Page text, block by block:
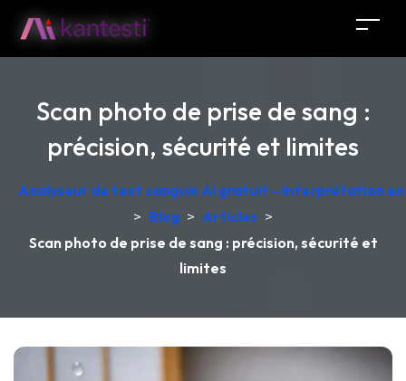
Scan photo de prise de sang :
précision, sécurité et limites
Analyseur de test sanguin AI gratuit – Interprétation
> Blog > Articles >
Scan photo de prise de sang : précision, sécurité et
limites